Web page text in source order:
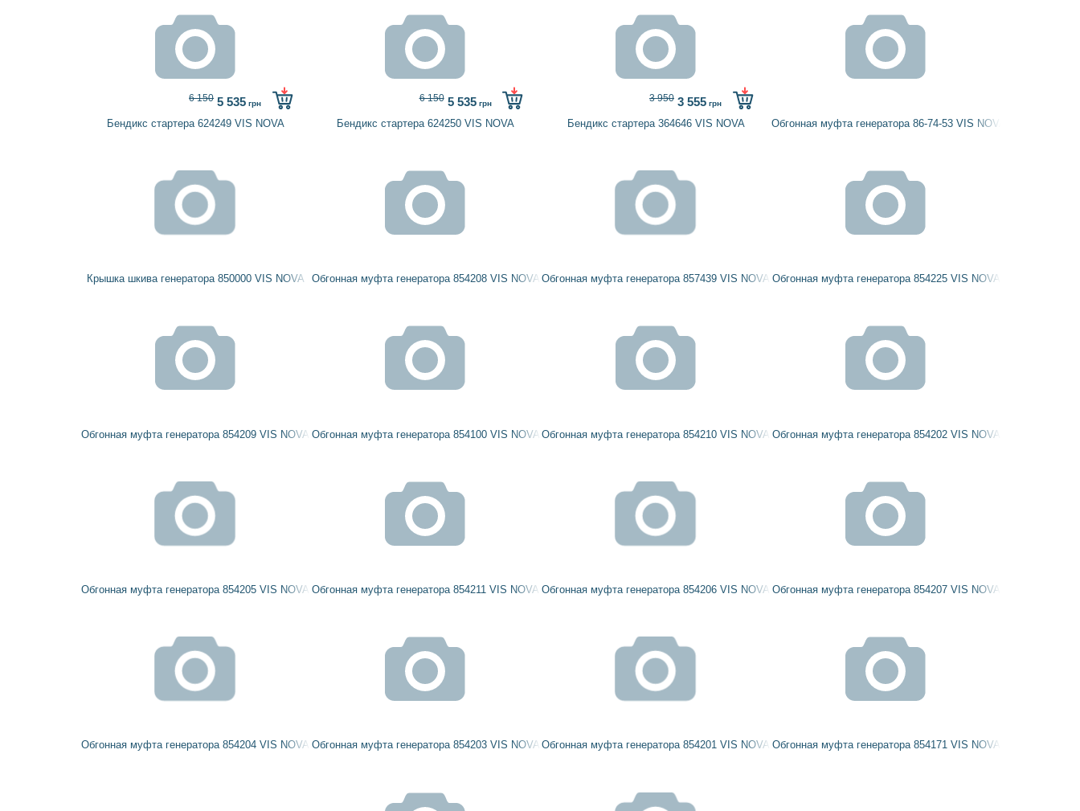
Бендикс стартера 624249 VIS NOVA
6 150 5 535 грн
Бендикс стартера 624250 VIS NOVA
6 150 5 535грн
Бендикс стартера 364646 VIS NOVA
3 950 3 555 грн
Обгонная муфта генератора 86-74-53 VIS NOVA
Крышка шкива генератора 850000 VIS NOVA Обгонная муфта генератора 854208 VIS NOVA Обгонная муфта генератора 857439 VIS NOVA Обгонная муфта генератора 854225 VIS NOVA
Обгонная муфта генератора 854209 VIS NOVA Обгонная муфта генератора 854100 VIS NOVA Обгонная муфта генератора 854210 VIS NOVA Обгонная муфта генератора 854202 VIS NOVA
Обгонная муфта генератора 854205 VIS NOVA Обгонная муфта генератора 854211 VIS NOVA Обгонная муфта генератора 854206 VIS NOVA Обгонная муфта генератора 854207 VIS NOVA
Обгонная муфта генератора 854204 VIS NOVA Обгонная муфта генератора 854203 VIS NOVA Обгонная муфта генератора 854201 VIS NOVA Обгонная муфта генератора 854171 VIS NOVA